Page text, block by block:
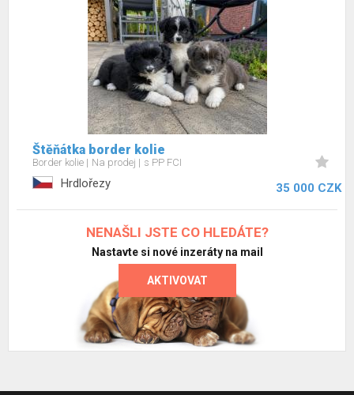
Štěňátka border kolie
Border kolie Na prodej s PP FCI
Hrdlořezy 35 000 CZK
NENAŠLI JSTE CO HLEDÁTE?
Nastavte si nové inzeráty na mail
AKTIVOVAT